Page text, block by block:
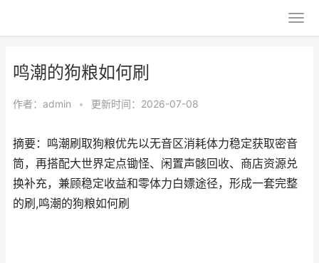
鸣潮的狗粮如何刷
作者： admin • 更新时间：2026-07-08
摘要：鸣潮刷取狗粮优先以无音区消耗体力稳定获取密音
筒，再搭配大世界定点锄怪、闲置声骸回收、商店资源兑
换补充，兼顾稳定收益和零体力白嫖途径，形成一套完整
的刷,鸣潮的狗粮如何刷